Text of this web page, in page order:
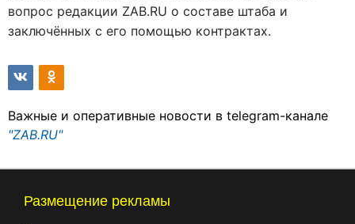
вопрос редакции ZAB.RU о составе штаба и
заключённых с его помощью контрактах.
Важные и оперативные новости в telegram-канале
"ZAB.RU"
Размещение рекламы